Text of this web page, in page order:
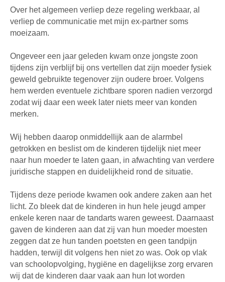
Over het algemeen verliep deze regeling werkbaar, al
verliep de communicatie met mijn ex-partner soms
moeizaam.
Ongeveer een jaar geleden kwam onze jongste zoon
tijdens zijn verblijf bij ons vertellen dat zijn moeder fysiek
geweld gebruikte tegenover zijn oudere broer. Volgens
hem werden eventuele zichtbare sporen nadien verzorgd
zodat wij daar een week later niets meer van konden
merken.
Wij hebben daarop onmiddellijk aan de alarmbel
getrokken en beslist om de kinderen tijdelijk niet meer
naar hun moeder te laten gaan, in afwachting van verdere
juridische stappen en duidelijkheid rond de situatie.
Tijdens deze periode kwamen ook andere zaken aan het
licht. Zo bleek dat de kinderen in hun hele jeugd amper
enkele keren naar de tandarts waren geweest. Daarnaast
gaven de kinderen aan dat zij van hun moeder moesten
zeggen dat ze hun tanden poetsten en geen tandpijn
hadden, terwijl dit volgens hen niet zo was. Ook op vlak
van schoolopvolging, hygiëne en dagelijkse zorg ervaren
wij dat de kinderen daar vaak aan hun lot worden